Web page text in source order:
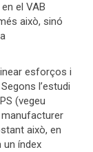
el VAB
això, sinó
esforços i
l’estudi
(vegeu
això, en
índex